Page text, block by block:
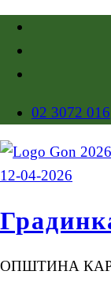
02 3072 016
ОПШТИНА